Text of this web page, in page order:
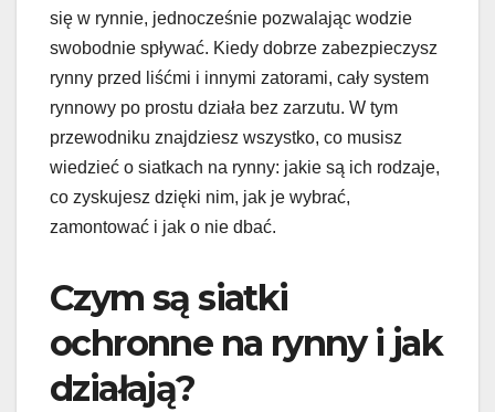
się w rynnie, jednocześnie pozwalając wodzie
swobodnie spływać. Kiedy dobrze zabezpieczysz
rynny przed liśćmi i innymi zatorami, cały system
rynnowy po prostu działa bez zarzutu. W tym
przewodniku znajdziesz wszystko, co musisz
wiedzieć o siatkach na rynny: jakie są ich rodzaje,
co zyskujesz dzięki nim, jak je wybrać,
zamontować i jak o nie dbać.
Czym są siatki
ochronne na rynny i jak
działają?